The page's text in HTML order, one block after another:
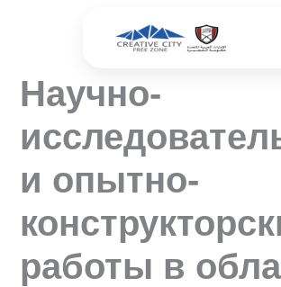
Научно-
и опытно-
работы в